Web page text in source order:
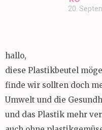
20.
hallo,
diese Plastikbeutel
finde wir sollten doch
Umwelt und die
und das Plastik mehr